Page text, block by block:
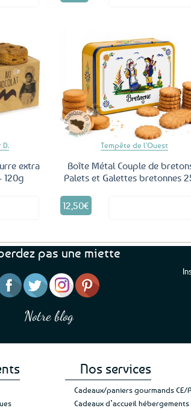
Ajouter
aux
favoris
extra
120g
Tempête de l'Ouest
Boîte Métal Couple de
Palets et Galettes bretonnes
12,50€
je recommande pour
et beaux produits
:-)”Patricia M.
“J’ai mis 5 étoiles parce
en mettre
Je suis plus que
de ma livraison. Ne
pas une miette
Notre blog
Nos services
Cadeaux/paniers gourmands CE/
Cadeaux d’accueil hébergements